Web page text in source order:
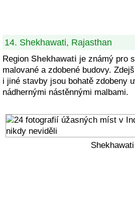
14. Shekhawati, Rajasthan
Region Shekhawati je známý pro
malované a zdobené budovy.
i jiné stavby jsou bohatě zdobeny
nádhernými nástěnnými malbami.
Shekhawati